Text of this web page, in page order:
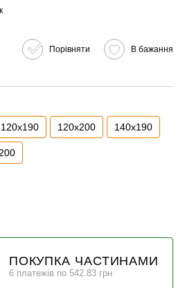
Порівняти В бажання
120x190 120x200 140x190
ПОКУПКА ЧАСТИНАМИ
6 платежів по 542.83 грн